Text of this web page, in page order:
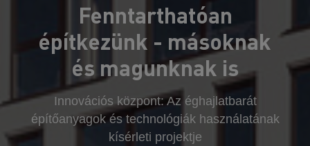
Fenntarthatóan
építkezünk - másoknak
és magunknak is
Innovációs központ: Az éghajlatbarát
építőanyagok és technológiák használatának
kísérleti projektje